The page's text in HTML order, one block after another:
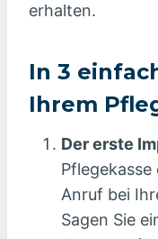
erhalten.
In 3
Ihrem
Der erste
Anruf bei
Sagen Sie